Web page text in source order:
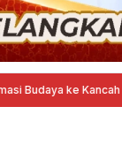
ke Kancah Global